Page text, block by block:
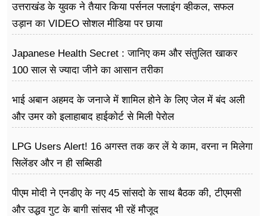
उत्तराखंड के युवक ने तैयार किया पर्सनल फ्लाइंग व्हीकल, सफल
उड़ान का VIDEO सोशल मीडिया पर छाया
Japanese Health Secret : जानिए कम और संतुलित खाकर
100 साल से ज्यादा जीने का आसान तरीका
भाई अबान अहमद के जनाजे में शामिल होने के लिए जेल में बंद अली
और उमर को इलाहाबाद हाईकोर्ट से मिली पेरोल
LPG Users Alert! 16 अगस्त तक कर लें ये काम, वरना न मिलेगा
सिलेंडर और न ही सब्सिडी
पीएम मोदी ने एनडीए के नए 45 सांसदो के साथ बैठक की, टीएमसी
और उद्धव गुट के बागी सांसद भी रहें मौजूद